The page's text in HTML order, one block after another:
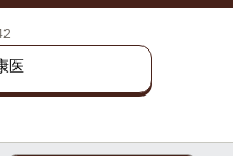
路1566号网站地图
安备 22010402000780号
第07-17-028号
院医